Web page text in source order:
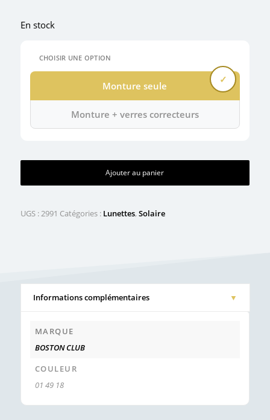
En stock
CHOISIR UNE OPTION
Monture seule
Monture + verres correcteurs
Ajouter au panier
UGS : 2991 Catégories : Lunettes, Solaire
Informations complémentaires
MARQUE
BOSTON CLUB
COULEUR
01 49 18